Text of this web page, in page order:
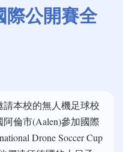
際公開賽全
請本校的無人機足球校
倫市(Aalen)參加國際
Drone Soccer Cup